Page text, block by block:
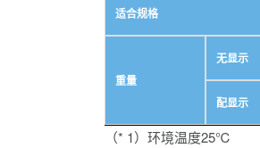
适合规格
重量
无显示
配显示
（* 1）环境温度25℃